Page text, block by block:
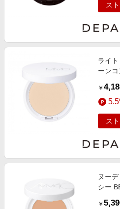
ス
ライ
ーン
￥
ス
ヌー
シー
￥